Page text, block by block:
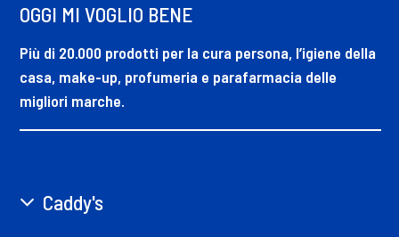
OGGI MI VOGLIO BENE
Più di 20.000 prodotti per la cura persona, l’igiene della
casa, make-up, profumeria e parafarmacia delle
migliori marche.
Caddy's